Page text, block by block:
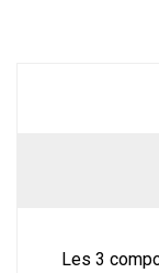
Les 3